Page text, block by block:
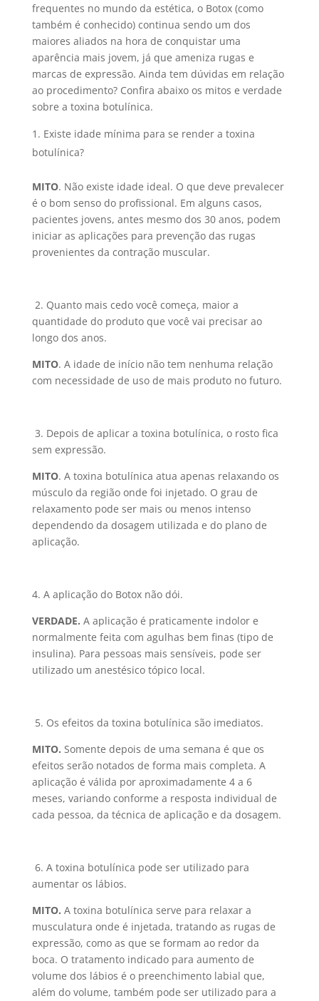
frequentes no mundo da estética, o Botox (como
também é conhecido) continua sendo um dos
maiores aliados na hora de conquistar uma
aparência mais jovem, já que ameniza rugas e
marcas de expressão. Ainda tem dúvidas em relação
ao procedimento? Confira abaixo os mitos e verdade
sobre a toxina botulínica.
Existe idade mínima para se render a toxina
botulínica?
MITO. Não existe idade ideal. O que deve prevalecer
é o bom senso do profissional. Em alguns casos,
pacientes jovens, antes mesmo dos 30 anos, podem
iniciar as aplicações para prevenção das rugas
provenientes da contração muscular.
2. Quanto mais cedo você começa, maior a
quantidade do produto que você vai precisar ao
longo dos anos.
MITO. A idade de início não tem nenhuma relação
com necessidade de uso de mais produto no futuro.
3. Depois de aplicar a toxina botulínica, o rosto fica
sem expressão.
MITO. A toxina botulínica atua apenas relaxando os
músculo da região onde foi injetado. O grau de
relaxamento pode ser mais ou menos intenso
dependendo da dosagem utilizada e do plano de
aplicação.
4. A aplicação do Botox não dói.
VERDADE. A aplicação é praticamente indolor e
normalmente feita com agulhas bem finas (tipo de
insulina). Para pessoas mais sensíveis, pode ser
utilizado um anestésico tópico local.
5. Os efeitos da toxina botulínica são imediatos.
MITO. Somente depois de uma semana é que os
efeitos serão notados de forma mais completa. A
aplicação é válida por aproximadamente 4 a 6
meses, variando conforme a resposta individual de
cada pessoa, da técnica de aplicação e da dosagem.
6. A toxina botulínica pode ser utilizado para
aumentar os lábios.
MITO. A toxina botulínica serve para relaxar a
musculatura onde é injetada, tratando as rugas de
expressão, como as que se formam ao redor da
boca. O tratamento indicado para aumento de
volume dos lábios é o preenchimento labial que,
além do volume, também pode ser utilizado para a